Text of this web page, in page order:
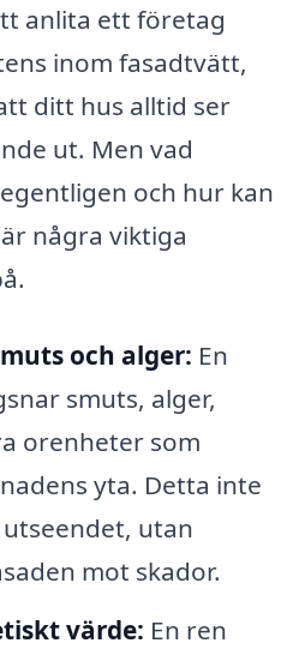
anlita ett företag
inom fasadtvätt,
ditt hus alltid ser
ut. Men vad
och hur kan
några viktiga
och alger: En
smuts, alger,
orenheter som
yta. Detta inte
utan
mot skador.
värde: En ren